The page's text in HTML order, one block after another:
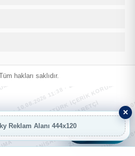
hakları saklıdır.
×
Reklam Alanı 444x120
11:38 · ZIYARETÇI
MANİSATÜRK İÇERİK KORUMA
11:38 · ZIYARETÇI
MANİSATÜRK İÇERİK KORUMA